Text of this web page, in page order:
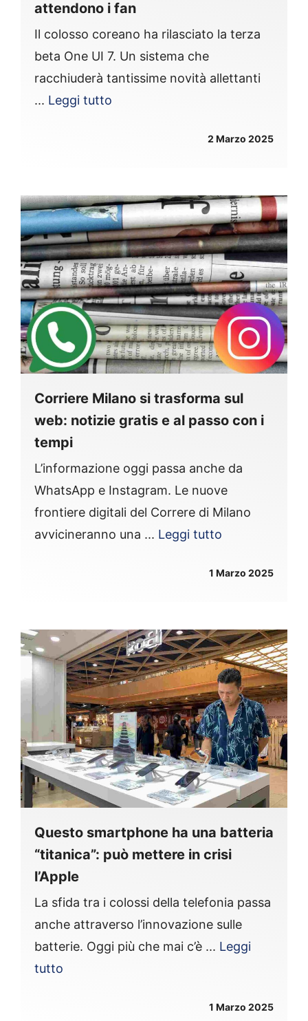
attendono i fan
Il colosso coreano ha rilasciato la terza
beta One UI 7. Un sistema che
racchiuderà tantissime novità allettanti
... Leggi tutto
2 Marzo 2025
Corriere Milano si trasforma sul
web: notizie gratis e al passo con i
tempi
L’informazione oggi passa anche da
WhatsApp e Instagram. Le nuove
frontiere digitali del Correre di Milano
avvicineranno una ... Leggi tutto
1 Marzo 2025
Questo smartphone ha una batteria
“titanica”: può mettere in crisi
l’Apple
La sfida tra i colossi della telefonia passa
anche attraverso l’innovazione sulle
batterie. Oggi più che mai c’è ... Leggi
tutto
1 Marzo 2025